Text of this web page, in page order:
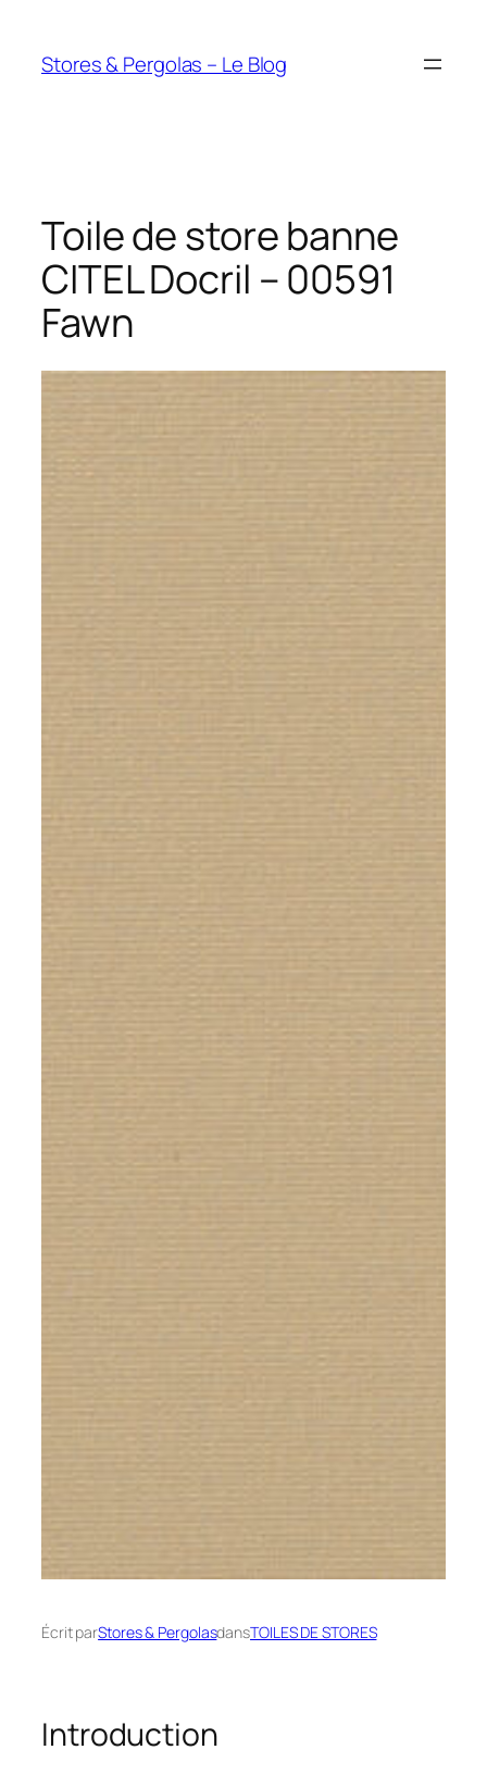
contenu
Stores & Pergolas – Le Blog
Toile de store banne
CITEL Docril – 00591
Fawn
Écrit parStores & PergolasdansTOILES DE STORES
Introduction